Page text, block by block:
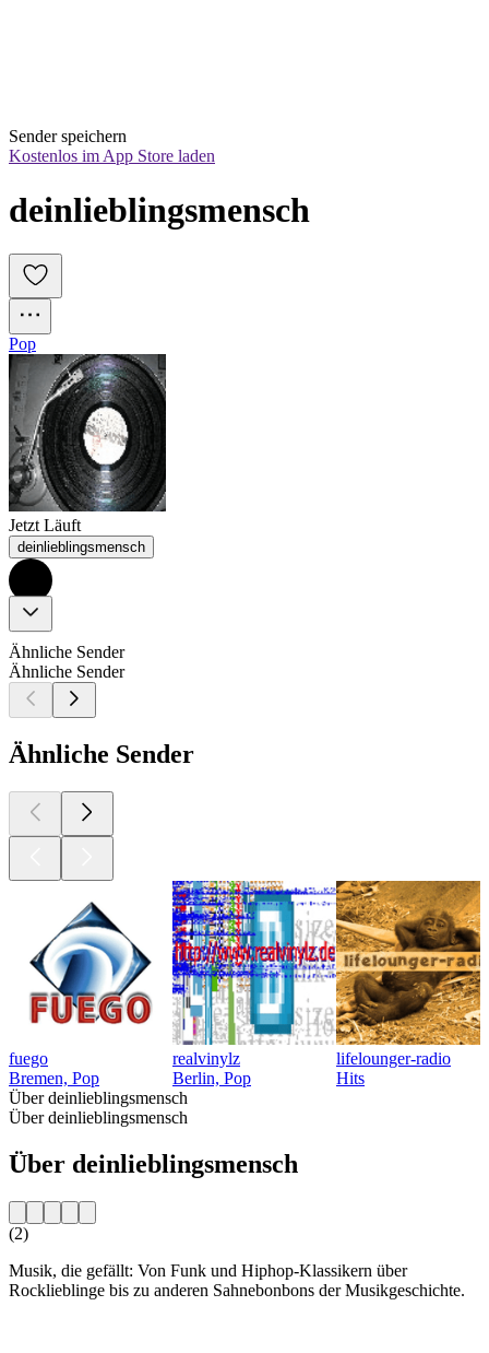
Sender speichern
Kostenlos im App Store laden
deinlieblingsmensch
Pop
Jetzt Läuft
deinlieblingsmensch
Ähnliche Sender
Ähnliche Sender
Ähnliche Sender
fuego
Bremen, Pop
realvinylz
Berlin, Pop
lifelounger-radio
Hits
Über deinlieblingsmensch
Über deinlieblingsmensch
Über deinlieblingsmensch
(2)
Musik, die gefällt: Von Funk und Hiphop-Klassikern über
Rocklieblinge bis zu anderen Sahnebonbons der Musikgeschichte.